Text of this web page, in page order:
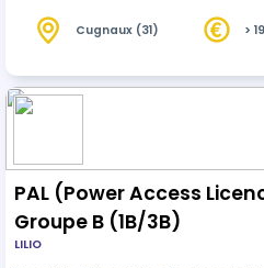
réalisant des travaux à
applicables en phase
des travaux : exploitation des DT-
Cugnaux (31) >
PAL (Power Access
Groupe B (1B/3B)
LILIO